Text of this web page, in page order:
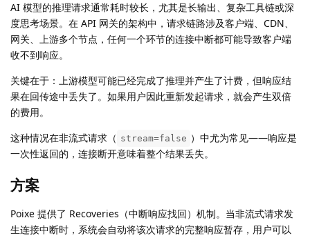
AI 模型的推理请求通常耗时较长，尤其是长输出、复杂工具链或深
度思考场景。在 API 网关的架构中，请求链路涉及客户端、CDN、
网关、上游多个节点，任何一个环节的连接中断都可能导致客户端
收不到响应。
关键在于：上游模型可能已经完成了推理并产生了计费，但响应结
果在回传途中丢失了。如果用户因此重新发起请求，就会产生双倍
的费用。
这种情况在非流式请求（ stream=false ）中尤为常见——响应是
一次性返回的，连接断开意味着整个结果丢失。
方案
Poixe 提供了 Recoveries（中断响应找回）机制。当非流式请求发
生连接中断时，系统会自动将该次请求的完整响应暂存，用户可以